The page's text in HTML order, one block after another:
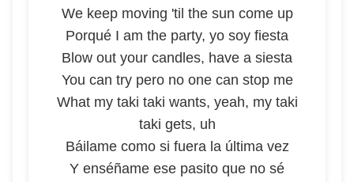
We keep moving 'til the sun come up
Porqué I am the party, yo soy fiesta
Blow out your candles, have a siesta
You can try pero no one can stop me
What my taki taki wants, yeah, my taki
taki gets, uh
Báilame como si fuera la última vez
Y enséñame ese pasito que no sé